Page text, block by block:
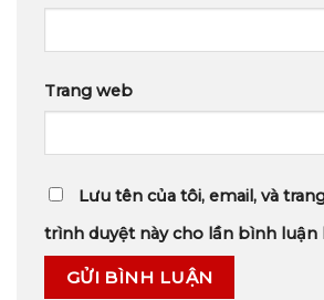
Trang web
Lưu tên của tôi, email, và
trình duyệt này cho lần bình luận